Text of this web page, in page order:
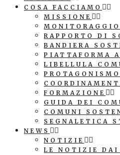
COSA FACCIAMO
MISSIONE
RAPPORTO DI
BANDIERA
PIATTAFORMA
LIBELLULA
FORMAZIONE
GUIDA DEI
COMUNI
SEGNALETICA
NEWS
NOTIZIE
LE NOTIZIE